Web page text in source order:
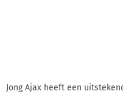
Jong Ajax heeft een